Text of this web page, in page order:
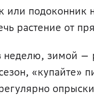
или подоконник
растение от
неделю, зимой —
«купайте»